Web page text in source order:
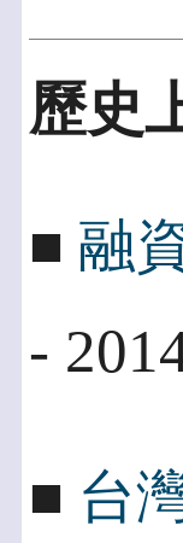
歷史
■ 融
-
■ 台